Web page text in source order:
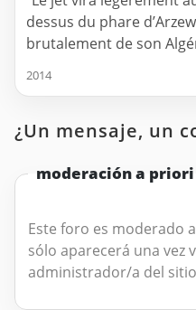
dessus du phare
brutalement de son
2014
¿Un mensaje, un
moderación a priori
Este foro es moderado
sólo aparecerá una vez
administrador/a del